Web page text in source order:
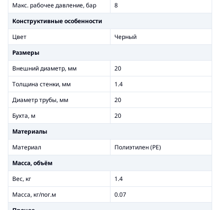
Макс. рабочее давление, бар
8
Конструктивные особенности
Цвет
Черный
Размеры
Внешний диаметр, мм
20
Толщина стенки, мм
1.4
Диаметр трубы, мм
20
Бухта, м
20
Материалы
Материал
Полиэтилен (PE)
Масса, объём
Вес, кг
1.4
Масса, кг/пог.м
0.07